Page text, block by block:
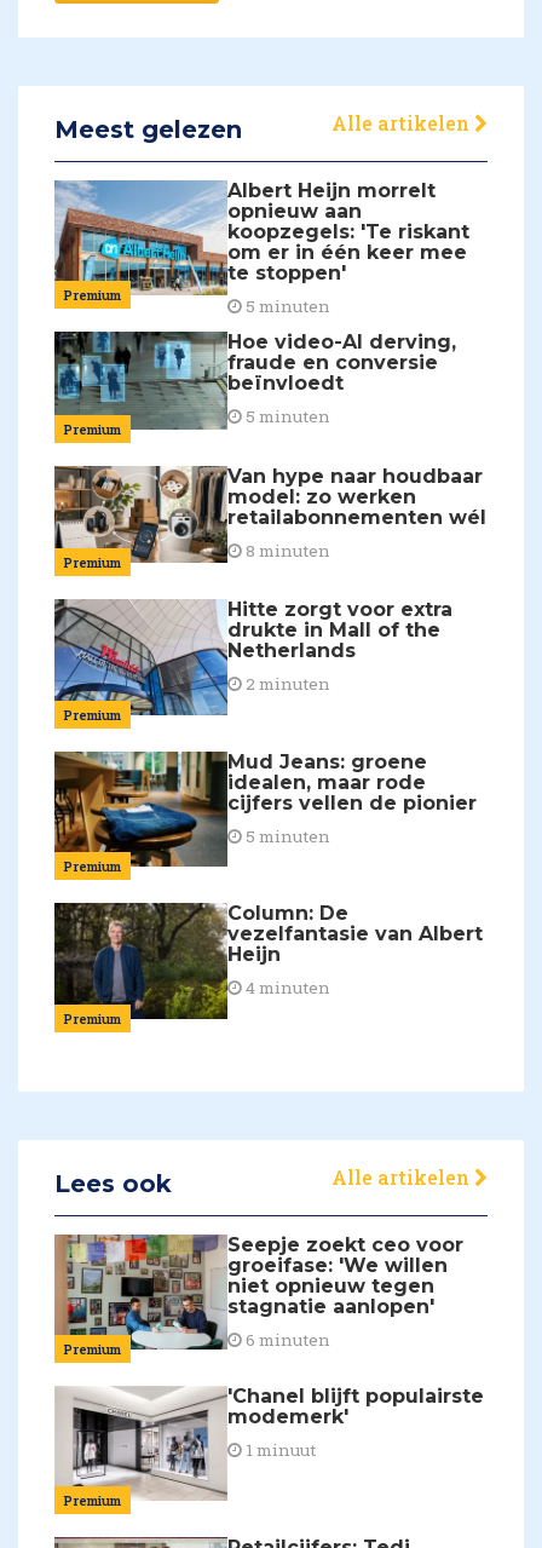
Meest gelezen Alle artikelen
Premium
Albert Heijn morrelt
opnieuw aan
koopzegels: 'Te riskant
om er in één keer mee
te stoppen'
5 minuten
Premium
Hoe video-AI derving,
fraude en conversie
beïnvloedt
5 minuten
Premium
Van hype naar houdbaar
model: zo werken
retailabonnementen wél
8 minuten
Premium
Hitte zorgt voor extra
drukte in Mall of the
Netherlands
2 minuten
Premium
Mud Jeans: groene
idealen, maar rode
cijfers vellen de pionier
5 minuten
Premium
Column: De
vezelfantasie van Albert
Heijn
4 minuten
Lees ook Alle artikelen
Premium
Seepje zoekt ceo voor
groeifase: 'We willen
niet opnieuw tegen
stagnatie aanlopen'
6 minuten
Premium
'Chanel blijft populairste
modemerk'
1 minuut